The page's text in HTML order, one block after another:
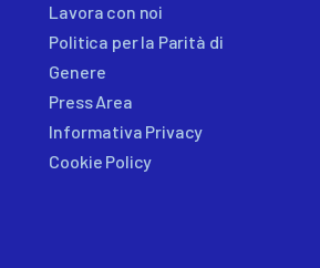
Lavora con noi
Politica per la Parità di
Genere
Press Area
Informativa Privacy
Cookie Policy